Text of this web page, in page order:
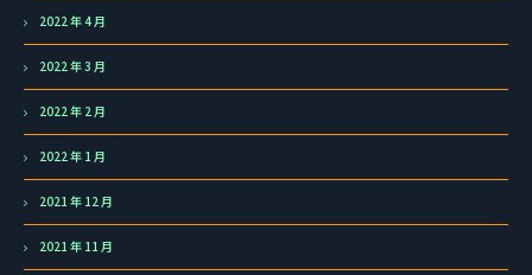
2022 年 4 月
2022 年 3 月
2022 年 2 月
2022 年 1 月
2021 年 12 月
2021 年 11 月